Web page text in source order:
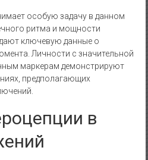
особую задачу в данном
ритма и мощности
ключевую данные о
Личности с значительной
маркерам демонстрируют
предполагающих
в